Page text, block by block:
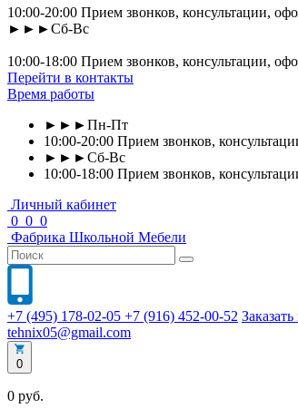
10:00-20:00 Прием звонков, консультации,
►►►Сб-Вс
10:00-18:00 Прием звонков, консультации,
Перейти в контакты
Время работы
►►►Пн-Пт
10:00-20:00 Прием звонков,
►►►Сб-Вс
10:00-18:00 Прием звонков,
Личный кабинет
0 0 0
Фабрика Школьной Мебели
+7 (495) 178-02-05 +7 (916) 452-00-52
tehnix05@gmail.com
0
0 руб.